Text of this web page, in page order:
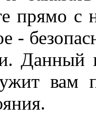
прямо с
-
Данный
вам